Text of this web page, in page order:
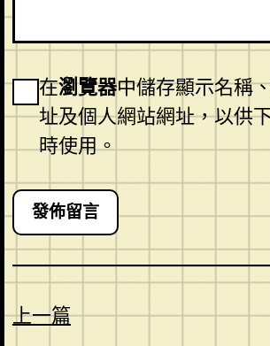
在瀏覽器中儲存顯示名稱
址及個人網站網址，以供
時使用。
上一篇